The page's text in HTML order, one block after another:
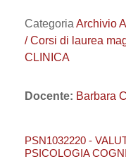
Categoria Archivio
/ Corsi di laurea
CLINICA
Docente: Barbara
PSN1032220 -
PSICOLOGIA